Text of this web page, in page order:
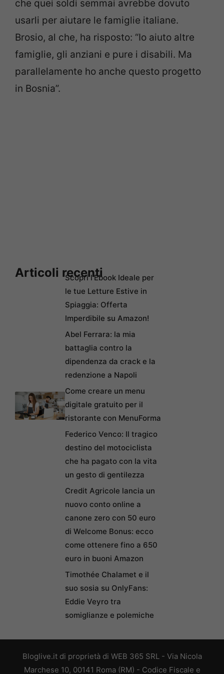
che quei soldi semmai avrebbe dovuto
usarli per aiutare le famiglie italiane.
Brosio, al che, ha risposto: “Io aiuto altre
famiglie, gli anziani e pure i disabili. Ma
parallelamente ho anche questo progetto
in Bosnia”.
Articoli recentiScopri l’Ebook Ideale per
le tue Letture Estive in
Spiaggia: Offerta
Imperdibile su Amazon!
Abel Ferrara: la mia
battaglia contro la
dipendenza da crack e la
redenzione a Napoli
Come creare un menu
digitale gratuito per il
ristorante con MenuForma
Federico Venco: Il tragico
destino del motociclista
che ha pagato con la vita
un gesto di gentilezza
Credit Agricole lancia un
nuovo conto online a
canone zero con 50 euro
di Welcome Bonus: ecco
come ottenere fino a 650
euro in buoni Amazon
Timothée Chalamet e il
suo sosia su OnlyFans:
Eddie Veyro tra
somiglianze e polemiche
Bloglive.it di proprietà di WEB 365 SRL - Via Nicola
Marchese 10, 00141 Roma (RM) - Codice Fiscale e